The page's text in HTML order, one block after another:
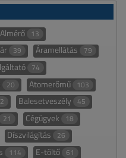
Almérő 13
39 Áramellátás 79
74
20 Atomerőmű 103
Balesetveszély 45
21 Cégügyek 18
Díszvilágítás 26
114 E-töltő 61